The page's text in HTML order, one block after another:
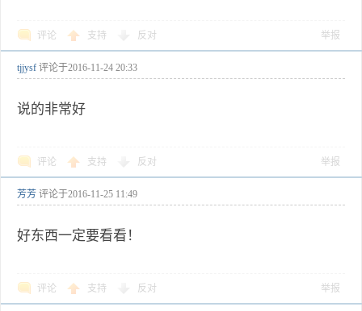
评论 支持 反对 举报
tjjysf 评论于2016-11-24 20:33
说的非常好
评论 支持 反对 举报
芳芳 评论于2016-11-25 11:49
好东西一定要看看！
评论 支持 反对 举报